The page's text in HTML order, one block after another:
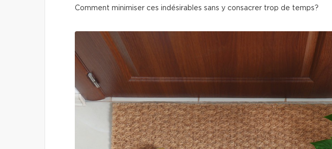
Comment minimiser ces indésirables sans y consacrer trop de temps?